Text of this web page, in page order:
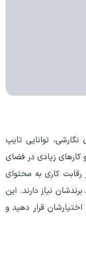
توانایی تایپ
زیادی در فضای
رقابت کاری به محتوای
نیاز دارند. این
قرار دهید و